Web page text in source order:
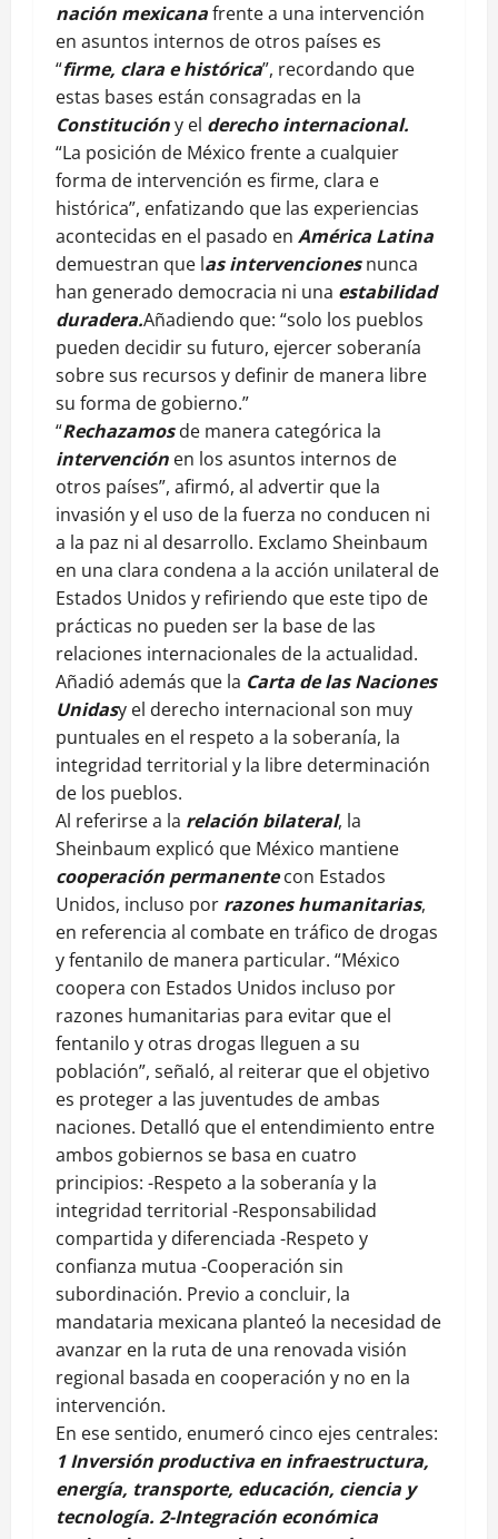
nación mexicanafrente a una intervención
en asuntos internos de otros países es
“firme, clara e histórica”, recordando que
estas bases están consagradas en la
Constitucióny el derecho internacional.
“La posición de México frente a cualquier
forma de intervención es firme, clara e
histórica”, enfatizando que las experiencias
acontecidas en el pasado en América Latina
demuestran que las intervencionesnunca
han generado democracia ni una estabilidad
duradera.Añadiendo que: “solo los pueblos
pueden decidir su futuro, ejercer soberanía
sobre sus recursos y definir de manera libre
su forma de gobierno.”
“Rechazamosde manera categórica la
intervención en los asuntos internos de
otros países”, afirmó, al advertir que la
invasión y el uso de la fuerza no conducen ni
a la paz ni al desarrollo. Exclamo Sheinbaum
en una clara condena a la acción unilateral de
Estados Unidos y refiriendo que este tipo de
prácticas no pueden ser la base de las
relaciones internacionales de la actualidad.
Añadió además que la Carta de las Naciones
Unidasy el derecho internacional son muy
puntuales en el respeto a la soberanía, la
integridad territorial y la libre determinación
de los pueblos.
Al referirse a la relación bilateral, la
Sheinbaum explicó que México mantiene
cooperación permanentecon Estados
Unidos, incluso por razones humanitarias,
en referencia al combate en tráfico de drogas
y fentanilo de manera particular. “México
coopera con Estados Unidos incluso por
razones humanitarias para evitar que el
fentanilo y otras drogas lleguen a su
población”, señaló, al reiterar que el objetivo
es proteger a las juventudes de ambas
naciones. Detalló que el entendimiento entre
ambos gobiernos se basa en cuatro
principios: -Respeto a la soberanía y la
integridad territorial -Responsabilidad
compartida y diferenciada -Respeto y
confianza mutua -Cooperación sin
subordinación. Previo a concluir, la
mandataria mexicana planteó la necesidad de
avanzar en la ruta de una renovada visión
regional basada en cooperación y no en la
intervención.
En ese sentido, enumeró cinco ejes centrales:
1 Inversión productiva en infraestructura,
energía, transporte, educación, ciencia y
tecnología. 2-Integración económica